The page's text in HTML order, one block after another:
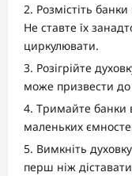
Розмістіть
Не ставте їх
циркулювати.
Розігрійте
може призвести до
Тримайте банки
маленьких
Вимкніть
перш ніж